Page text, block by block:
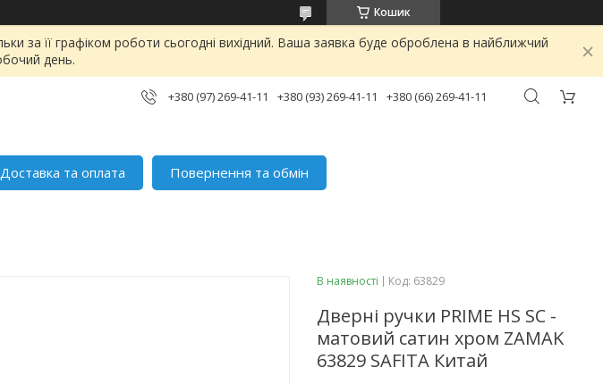
Кошик
за її графіком роботи сьогодні вихідний. Ваша заявка буде оброблена в найближчий
день.
+380 (97) 269-41-11 +380 (93) 269-41-11 +380 (66) 269-41-11
Доставка та оплата Повернення та обмін
В наявності Код: 63829
Дверні ручки PRIME HS SC -
матовий сатин хром ZAMAK
63829 SAFITA Китай